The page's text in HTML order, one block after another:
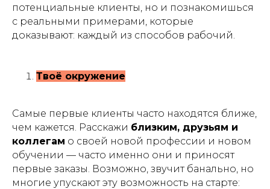
потенциальные клиенты, но и познакомишься
с реальными примерами, которые
доказывают: каждый из способов рабочий.
Твоё окружение
Самые первые клиенты часто находятся ближе,
чем кажется. Расскажи близким, друзьям и
коллегам о своей новой профессии и новом
обучении — часто именно они и приносят
первые заказы. Возможно, звучит банально, но
многие упускают эту возможность на старте: